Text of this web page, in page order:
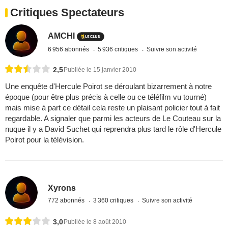
Critiques Spectateurs
AMCHI
6 956 abonnés 5 936 critiques Suivre son activité
2,5 Publiée le 15 janvier 2010
Une enquête d'Hercule Poirot se déroulant bizarrement à notre
époque (pour être plus précis à celle ou ce téléfilm vu tourné)
mais mise à part ce détail cela reste un plaisant policier tout à fait
regardable. A signaler que parmi les acteurs de Le Couteau sur la
nuque il y a David Suchet qui reprendra plus tard le rôle d'Hercule
Poirot pour la télévision.
Xyrons
772 abonnés 3 360 critiques Suivre son activité
3,0Publiée le 8 août 2010